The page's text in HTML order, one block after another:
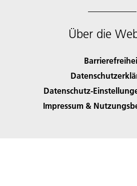
Über die
Datenschutz-
Impressum &